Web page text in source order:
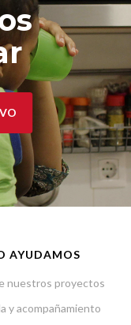
AYUDAMOS
nuestros proyectos
y acompañamiento